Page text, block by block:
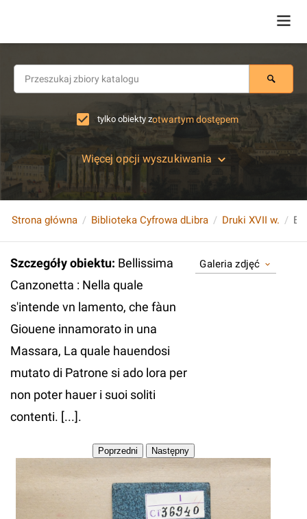
tylko obiekty zotwartym dostępem
Więcej opcji wyszukiwania
Strona główna Biblioteka Cyfrowa dLibra Druki XVII w.
Szczegóły obiektu: Bellissima
Canzonetta : Nella quale
s'intende vn lamento, che fàun
Giouene innamorato in una
Massara, La quale hauendosi
mutato di Patrone si ado lora per
non poter hauer i suoi soliti
contenti. [...].
Galeria zdjęć